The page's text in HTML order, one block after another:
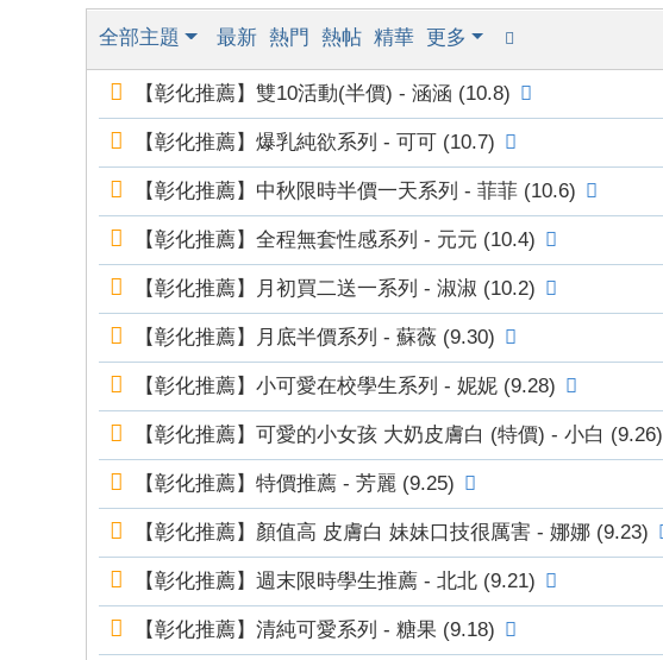
口
碑
錦
純
v8
G
全部主題 最新 熱門 熱帖 精華 更多
【彰化推薦】雙10活動(半價) - 涵涵 (10.8)
【彰化推薦】爆乳純欲系列 - 可可 (10.7)
【彰化推薦】中秋限時半價一天系列 - 菲菲 (10.6)
【彰化推薦】全程無套性感系列 - 元元 (10.4)
【彰化推薦】月初買二送一系列 - 淑淑 (10.2)
【彰化推薦】月底半價系列 - 蘇薇 (9.30)
【彰化推薦】小可愛在校學生系列 - 妮妮 (9.28)
【彰化推薦】可愛的小女孩 大奶皮膚白 (特價) - 小白 (9.26)
【彰化推薦】特價推薦 - 芳麗 (9.25)
【彰化推薦】顏值高 皮膚白 妹妹口技很厲害 - 娜娜 (9.23)
【彰化推薦】週末限時學生推薦 - 北北 (9.21)
【彰化推薦】清純可愛系列 - 糖果 (9.18)